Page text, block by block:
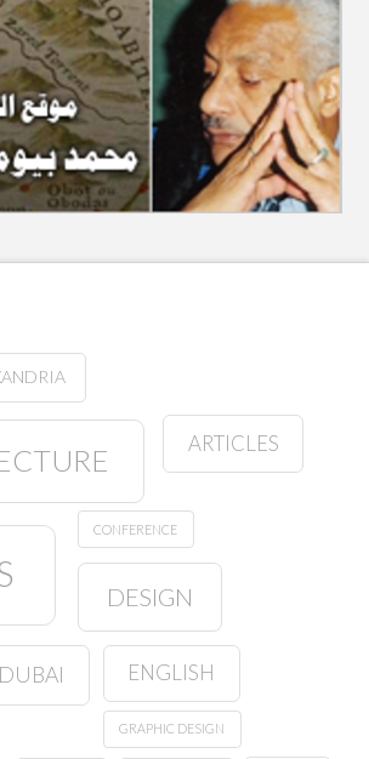
ARTICLES
CONFERENCE
DESIGN
DUBAI ENGLISH
GRAPHIC DESIGN